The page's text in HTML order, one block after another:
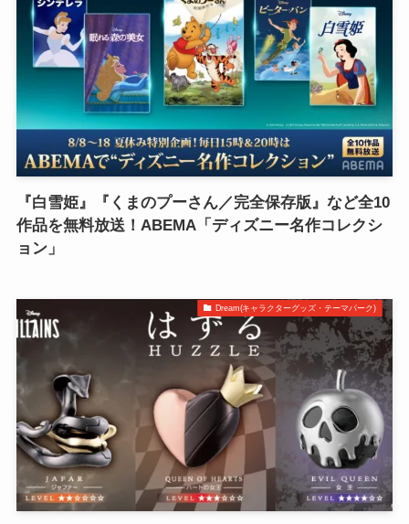
『白雪姫』『くまのプーさん／完全保存版』など全10
作品を無料放送！ABEMA「ディズニー名作コレクシ
ョン」
Dream(キャラクターグッズ・テーマパーク)